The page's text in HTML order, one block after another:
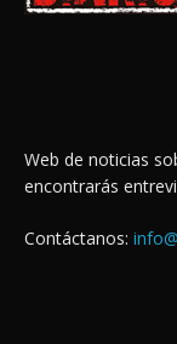
Web de noticias
encontrarás
Contáctanos: